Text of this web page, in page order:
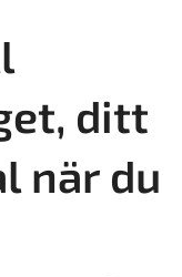
ditt
när du